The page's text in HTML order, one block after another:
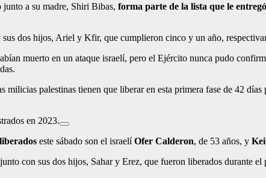
junto a su madre, Shiri Bibas, forma parte de la lista que le
dos hijos, Ariel y Kfir, que cumplieron cinco y un año,
muerto en un ataque israelí, pero el Ejército nunca pudo
palestinas tienen que liberar en esta primera fase de 42
en 2023.
este sábado son el israelíOfer Calderon, de 53 años, y
con sus dos hijos, Sahar y Erez, que fueron liberados durante el